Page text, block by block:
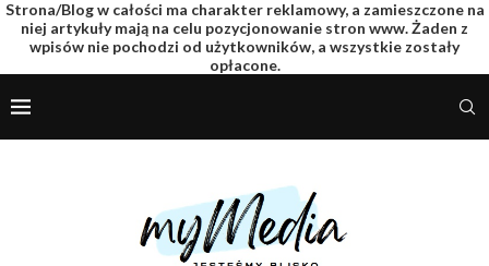
Strona/Blog w całości ma charakter reklamowy, a zamieszczone na
niej artykuły mają na celu pozycjonowanie stron www. Żaden z
wpisów nie pochodzi od użytkowników, a wszystkie zostały
opłacone.